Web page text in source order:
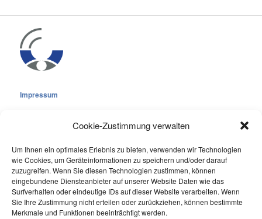
Cookie-Zustimmung verwalten
Um Ihnen ein optimales Erlebnis zu bieten, verwenden wir Technologien
wie Cookies, um Geräteinformationen zu speichern und/oder darauf
zuzugreifen. Wenn Sie diesen Technologien zustimmen, können
eingebundene Diensteanbieter auf unserer Website Daten wie das
Surfverhalten oder eindeutige IDs auf dieser Website verarbeiten. Wenn
Sie Ihre Zustimmung nicht erteilen oder zurückziehen, können bestimmte
Merkmale und Funktionen beeinträchtigt werden.
Impressum
Cookie-Richtlinie (EU)
Datenschutzerklärung
Online Visitors:0